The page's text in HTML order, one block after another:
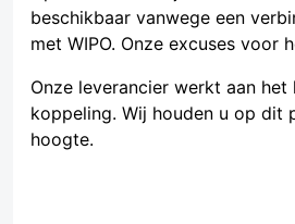
beschikbaar vanwege een
met WIPO. Onze excuses voor
Onze leverancier werkt aan het
koppeling. Wij houden u op dit
hoogte.